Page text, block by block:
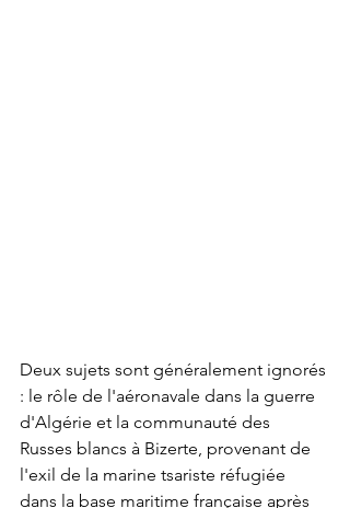
Deux sujets sont généralement ignorés
: le rôle de l'aéronavale dans la guerre
d'Algérie et la communauté des
Russes blancs à Bizerte, provenant de
l'exil de la marine tsariste réfugiée
dans la base maritime française après